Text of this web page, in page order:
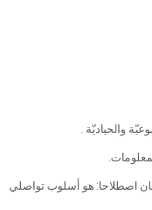
والحياديّة .
اصطلاحا: هو أسلوب تواصلي